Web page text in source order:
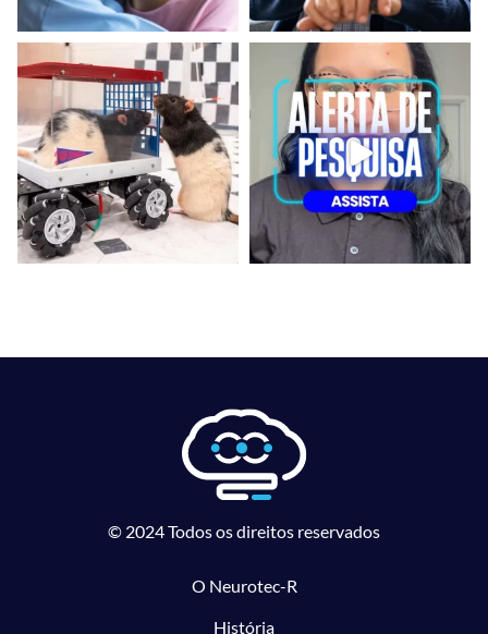
© 2024 Todos os direitos reservados
O Neurotec-R
História